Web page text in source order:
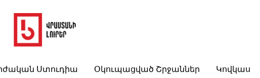
Ստուդիա Օկուպացված Շրջաններ Կովկաս